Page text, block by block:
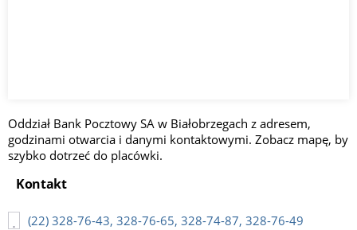
Oddział Bank Pocztowy SA w Białobrzegach z adresem,
godzinami otwarcia i danymi kontaktowymi. Zobacz mapę, by
szybko dotrzeć do placówki.
Kontakt
(22) 328-76-43, 328-76-65, 328-74-87, 328-76-49